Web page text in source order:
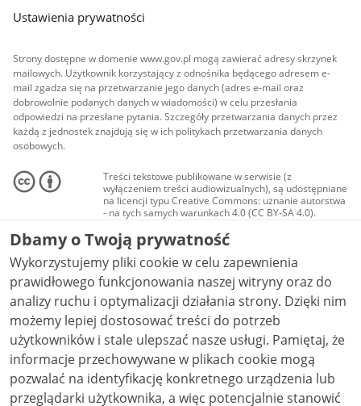
Ustawienia prywatności
Strony dostępne w domenie www.gov.pl mogą zawierać adresy skrzynek
mailowych. Użytkownik korzystający z odnośnika będącego adresem e-
mail zgadza się na przetwarzanie jego danych (adres e-mail oraz
dobrowolnie podanych danych w wiadomości) w celu przesłania
odpowiedzi na przesłane pytania. Szczegóły przetwarzania danych przez
każdą z jednostek znajdują się w ich politykach przetwarzania danych
osobowych.
Treści tekstowe publikowane w serwisie (z
wyłączeniem treści audiowizualnych), są udostępniane
na licencji typu Creative Commons: uznanie autorstwa
- na tych samych warunkach 4.0 (CC BY-SA 4.0).
Materiały audiowizualne, w tym zdjęcia, materiały
audio i wideo, są udostępniane na licencji typu
Creative Commons: uznanie autorstwa użycie
niekomercyjne - bez utworów zależnych 4.0 (CC BY-
NC-ND 4.0), o ile nie jest to stwierdzone inaczej.
Dbamy o Twoją prywatność
Wykorzystujemy pliki cookie w celu zapewnienia
prawidłowego funkcjonowania naszej witryny oraz do
analizy ruchu i optymalizacji działania strony. Dzięki nim
możemy lepiej dostosować treści do potrzeb
użytkowników i stale ulepszać nasze usługi. Pamiętaj, że
informacje przechowywane w plikach cookie mogą
pozwalać na identyfikację konkretnego urządzenia lub
przeglądarki użytkownika, a więc potencjalnie stanowić